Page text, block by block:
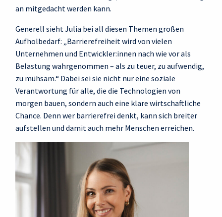
an mitgedacht werden kann.
Generell sieht Julia bei all diesen Themen großen
Aufholbedarf: „Barrierefreiheit wird von vielen
Unternehmen und Entwickler:innen nach wie vor als
Belastung wahrgenommen – als zu teuer, zu aufwendig,
zu mühsam.“ Dabei sei sie nicht nur eine soziale
Verantwortung für alle, die die Technologien von
morgen bauen, sondern auch eine klare wirtschaftliche
Chance. Denn wer barrierefrei denkt, kann sich breiter
aufstellen und damit auch mehr Menschen erreichen.